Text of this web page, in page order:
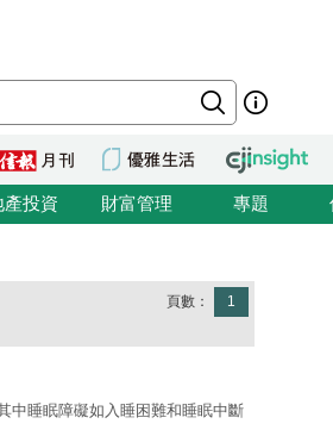
產投資 財富管理 專題
頁數： 1
中睡眠障礙如入睡困難和睡眠中斷